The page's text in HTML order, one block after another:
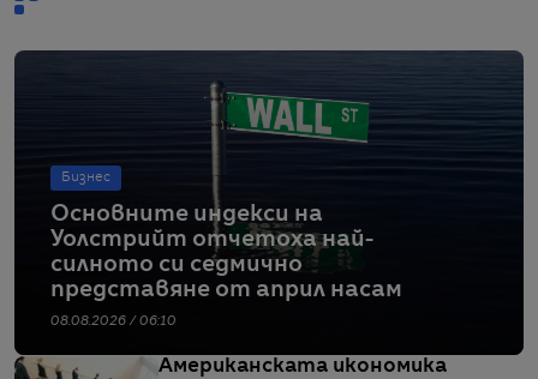
Бизнес
Основните индекси на
Уолстрийт отчетоха най-
силното си седмично
представяне от април насам
08.08.2026 / 06:10
Американската икономика